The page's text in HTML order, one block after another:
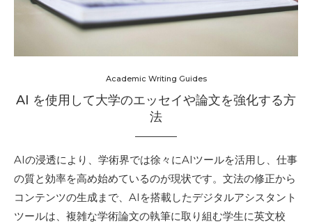
Academic Writing Guides
AI を使用して大学のエッセイや論文を強化する方
法
AIの浸透により、学術界では徐々にAIツールを活用し、仕事
の質と効率を高め始めているのが現状です。文法の修正から
コンテンツの生成まで、AIを搭載したデジタルアシスタント
ツールは、複雑な学術論文の執筆に取り組む学生に英文校